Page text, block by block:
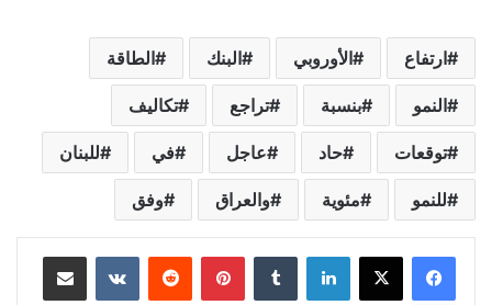
ارتفاع الأوروبي البنك الطاقة
النمو بنسبة تراجع تكاليف
توقعات حاد عاجل في للبنان
للنمو مئوية والعراق وفق
لينكدإن بينتيريست